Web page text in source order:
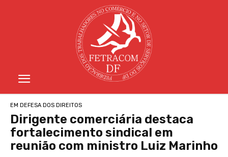
EM DEFESA DOS DIREITOS
Dirigente comerciária destaca
fortalecimento sindical em
reunião com ministro Luiz Marinho